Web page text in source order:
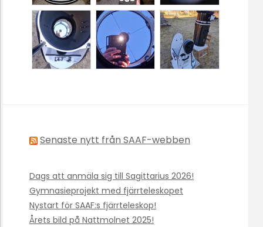
Senaste nytt från SAAF-webben
Dags att anmäla sig till Sagittarius 2026!
Gymnasieprojekt med fjärrteleskopet
Nystart för SAAF:s fjärrteleskop!
Årets bild på Nattmolnet 2025!